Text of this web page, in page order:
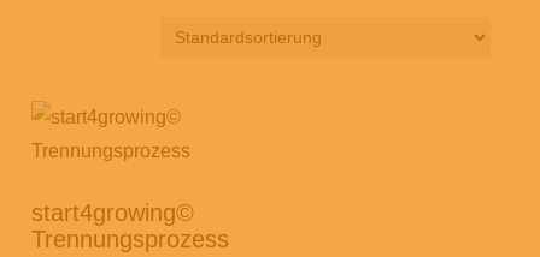
start4growing©
Trennungsprozess